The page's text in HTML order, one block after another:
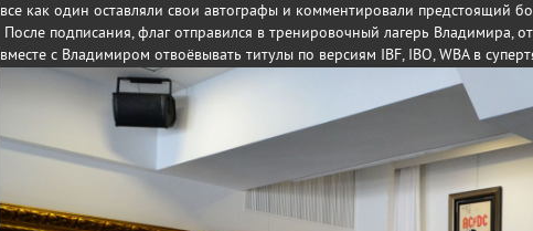
все как один оставляли свои автографы и комментировали предстоящий
После подписания, флаг отправился в тренировочный лагерь Владимира,
вместе с Владимиром отвоёвывать титулы по версиям IBF, IBO, WBA в